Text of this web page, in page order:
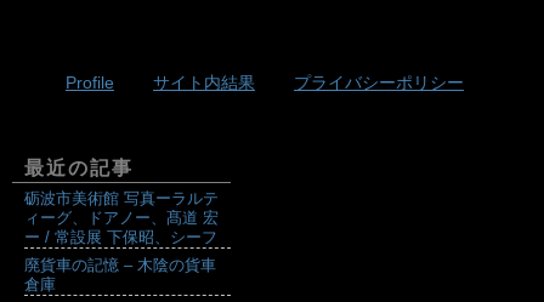
Profile サイト内結果 プライバシーポリシー
最近の記事
砺波市美術館 写真ーラルテ
ィーグ、ドアノー、髙道 宏
ー / 常設展 下保昭、シーフ
廃貨車の記憶 – 木陰の貨車
倉庫